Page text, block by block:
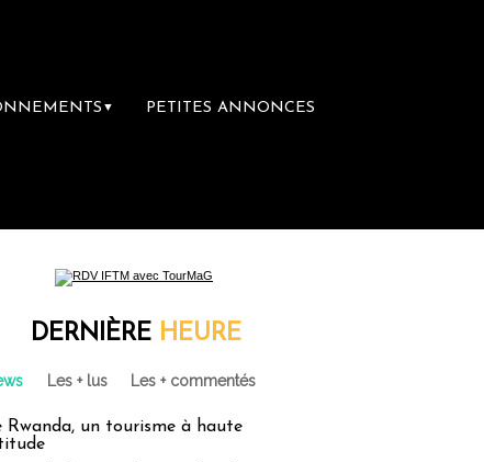
▼ PETITES ANNONCES
librairie du voyage
DERNIÈRE HEURE
Les + lus Les + commentés
Rwanda, un tourisme à haute